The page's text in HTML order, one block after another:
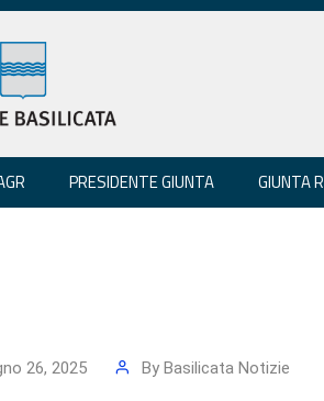
PRESIDENTE GIUNTA GIUNTA
26, 2025 By Basilicata Notizie